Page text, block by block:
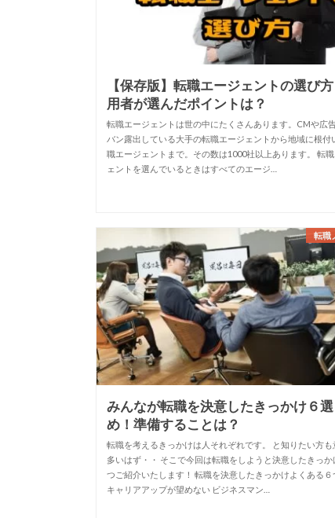
【保存版】転職エージェントの選び方
用者が選んだポイントは？
転職エージェントは世の中にたくさんあります。CMや広
バン露出している大手の転職エージェントから地域に根付
職エージェントまで。その数は1000社以上あります。 転
ェントを選んでいるときはすべてのエージ…
転職
みんなが転職を決意したきっかけ６選
め！準備することは？
転職を考えるきっかけは人それぞれです。 と知りたい方も
多いはず・・ そこで今回は転職をしようと決意したきっか
つご紹介いたします！ 転職を決意したきっかけよくある６
キャリアアップが望めない ビジネスマン…